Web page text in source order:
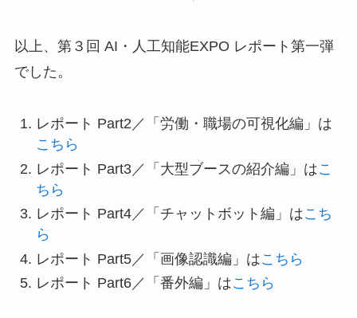
以上、第３回 AI・人工知能EXPO レポート第一弾
でした。
レポート Part2／「労働・職場の可視化編」は
こちら
レポート Part3／「大型ブースの紹介編」はこ
ちら
レポート Part4／「チャットボット編」はこち
ら
レポート Part5／「画像認識編」はこちら
レポート Part6／「番外編」はこちら